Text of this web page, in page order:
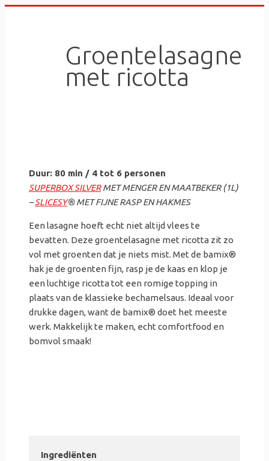
Groentelasagne
met ricotta
Duur: 80 min / 4 tot 6 personen
SUPERBOX SILVERMET MENGER EN MAATBEKER (1L)
–SLICESY® MET FIJNE RASP EN HAKMES
Een lasagne hoeft echt niet altijd vlees te
bevatten. Deze groentelasagne met ricotta zit zo
vol met groenten dat je niets mist. Met de bamix®
hak je de groenten fijn, rasp je de kaas en klop je
een luchtige ricotta tot een romige topping in
plaats van de klassieke bechamelsaus. Ideaal voor
drukke dagen, want de bamix® doet het meeste
werk. Makkelijk te maken, echt comfortfood en
bomvol smaak!
Ingrediënten